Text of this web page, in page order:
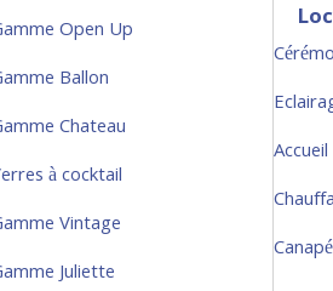
Open Up
Ballon
Chateau
à cocktail
Vintage
Juliette